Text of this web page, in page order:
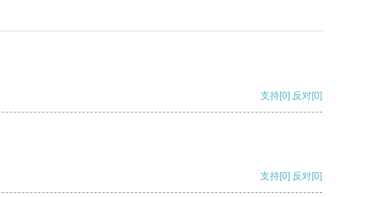
支持[0] 反对[0]
支持[0] 反对[0]